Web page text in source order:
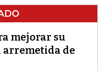
mejorar su
arremetida de